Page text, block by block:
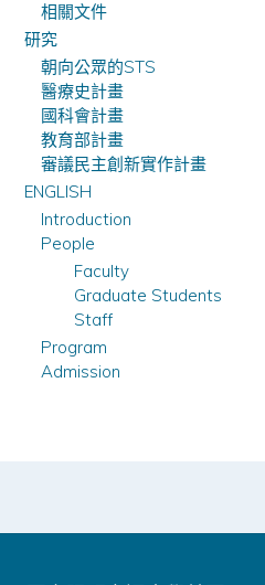
相關文件
研究
朝向公眾的STS
醫療史計畫
國科會計畫
教育部計畫
審議民主創新實作計畫
ENGLISH
Introduction
People
Faculty
Graduate Students
Staff
Program
Admission